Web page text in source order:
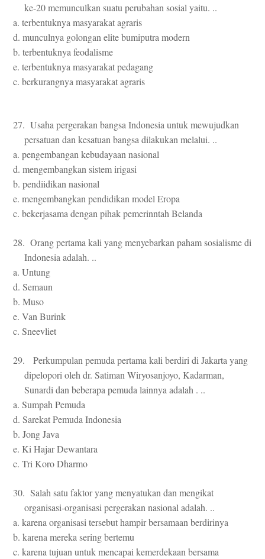
ke-20 memunculkan suatu perubahan sosial yaitu. ..
a. terbentuknya masyarakat agraris
d. munculnya golongan elite bumiputra modern
b. terbentuknya feodalisme
e. terbentuknya masyarakat pedagang
c. berkurangnya masyarakat agraris
27. Usaha pergerakan bangsa Indonesia untuk mewujudkan
persatuan dan kesatuan bangsa dilakukan melalui. ..
a. pengembangan kebudayaan nasional
d. mengembangkan sistem irigasi
b. pendiidikan nasional
e. mengembangkan pendidikan model Eropa
c. bekerjasama dengan pihak pemerinntah Belanda
28. Orang pertama kali yang menyebarkan paham sosialisme di
Indonesia adalah. ..
a. Untung
d. Semaun
b. Muso
e. Van Burink
c. Sneevliet
29. Perkumpulan pemuda pertama kali berdiri di Jakarta yang
dipelopori oleh dr. Satiman Wiryosanjoyo, Kadarman,
Sunardi dan beberapa pemuda lainnya adalah . ..
a. Sumpah Pemuda
d. Sarekat Pemuda Indonesia
b. Jong Java
e. Ki Hajar Dewantara
c. Tri Koro Dharmo
30. Salah satu faktor yang menyatukan dan mengikat
organisasi-organisasi pergerakan nasional adalah. ..
a. karena organisasi tersebut hampir bersamaan berdirinya
b. karena mereka sering bertemu
c. karena tujuan untuk mencapai kemerdekaan bersama